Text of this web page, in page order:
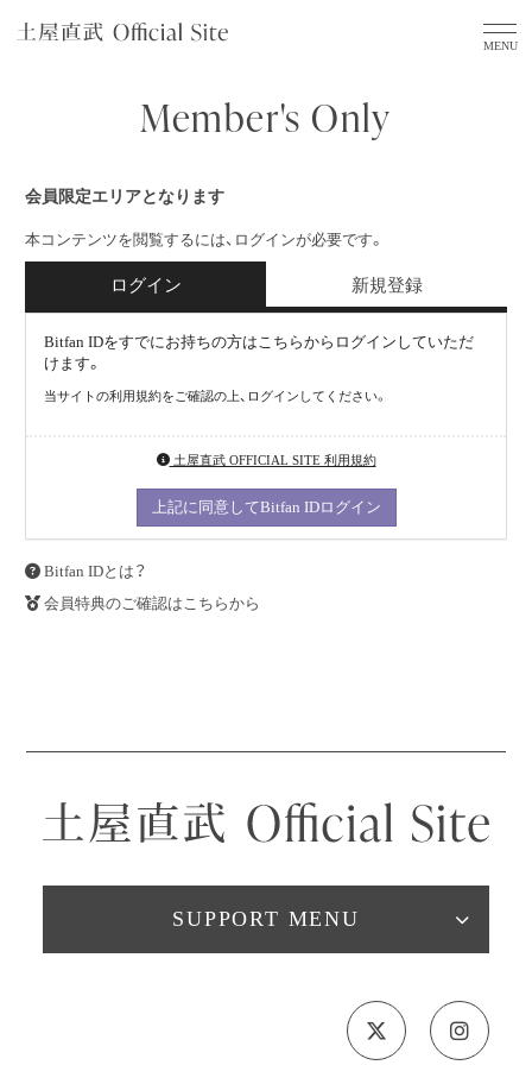
Member's Only
会員限定エリアとなります
本コンテンツを閲覧するには、ログインが必要です。
ログイン 新規登録
Bitfan IDをすでにお持ちの方はこちらからログインしていただ
けます。
当サイトの利用規約をご確認の上、ログインしてください。
土屋直武 OFFICIAL SITE 利用規約
上記に同意してBitfan IDログイン
Bitfan IDとは？
会員特典のご確認はこちらから
SUPPORT MENU